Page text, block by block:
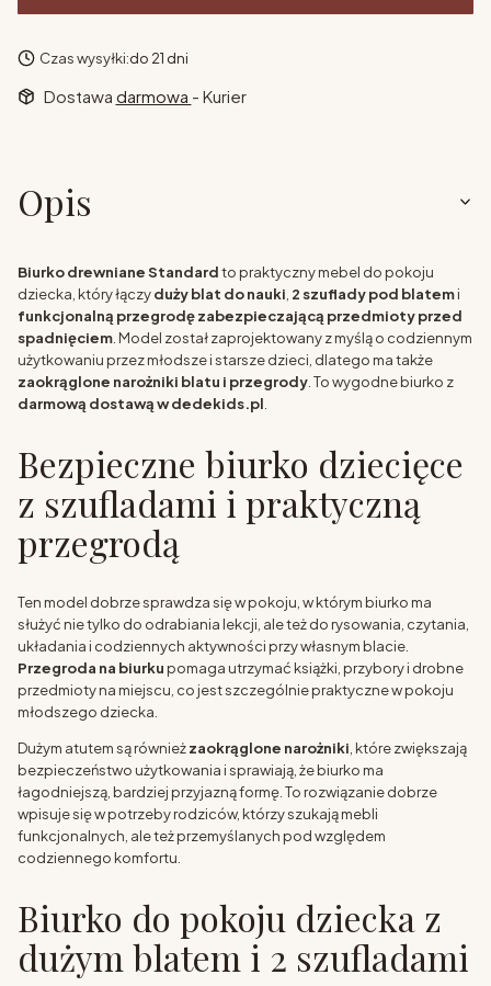
Czas wysyłki:do 21 dni
Dostawa darmowa - Kurier
Opis
Biurko drewniane Standardto praktyczny mebel do pokoju
dziecka, który łączyduży blat do nauki 2 szuflady pod blatemi
funkcjonalną przegrodę zabezpieczającą przedmioty przed
spadnięciem . Model został zaprojektowany z myślą o codziennym
użytkowaniu przez młodsze i starsze dzieci, dlatego ma także
zaokrąglone narożniki blatu i przegrody . To wygodne biurko z
darmową dostawą w dedekids.pl
Bezpieczne biurko dziecięce
z szufladami i praktyczną
przegrodą
Ten model dobrze sprawdza się w pokoju, w którym biurko ma
służyć nie tylko do odrabiania lekcji, ale też do rysowania, czytania,
układania i codziennych aktywności przy własnym blacie.
Przegroda na biurku pomaga utrzymać książki, przybory i drobne
przedmioty na miejscu, co jest szczególnie praktyczne w pokoju
młodszego dziecka.
Dużym atutem są równieżzaokrąglone narożniki, które zwiększają
bezpieczeństwo użytkowania i sprawiają, że biurko ma
łagodniejszą, bardziej przyjazną formę. To rozwiązanie dobrze
wpisuje się w potrzeby rodziców, którzy szukają mebli
funkcjonalnych, ale też przemyślanych pod względem
codziennego komfortu.
Biurko do pokoju dziecka z
dużym blatem i 2 szufladami